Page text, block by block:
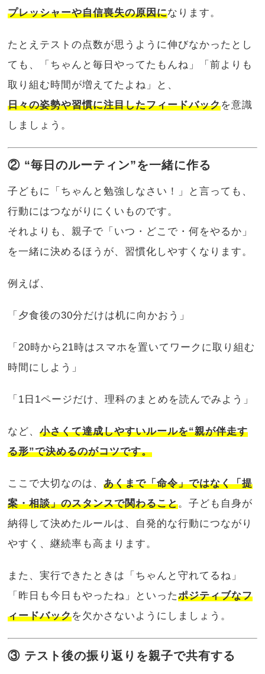
プレッシャーや自信喪失の原因になります。
たとえテストの点数が思うように伸びなかったとし
ても、「ちゃんと毎日やってたもんね」「前よりも
取り組む時間が増えてたよね」と、
日々の姿勢や習慣に注目したフィードバックを意識
しましょう。
② “毎日のルーティン”を一緒に作る
子どもに「ちゃんと勉強しなさい！」と言っても、
行動にはつながりにくいものです。
それよりも、親子で「いつ・どこで・何をやるか」
を一緒に決めるほうが、習慣化しやすくなります。
例えば、
「夕食後の30分だけは机に向かおう」
「20時から21時はスマホを置いてワークに取り組む
時間にしよう」
「1日1ページだけ、理科のまとめを読んでみよう」
など、小さくて達成しやすいルールを“親が伴走す
る形”で決めるのがコツです。
ここで大切なのは、あくまで「命令」ではなく「提
案・相談」のスタンスで関わること。子ども自身が
納得して決めたルールは、自発的な行動につながり
やすく、継続率も高まります。
また、実行できたときは「ちゃんと守れてるね」
「昨日も今日もやったね」といったポジティブなフ
ィードバックを欠かさないようにしましょう。
③ テスト後の振り返りを親子で共有する